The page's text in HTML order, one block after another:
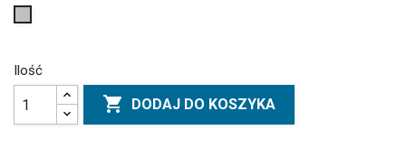
Ilość
 DODAJ DO KOSZYKA